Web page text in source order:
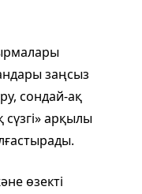
заңсыз
сондай-ақ
арқылы
өзекті